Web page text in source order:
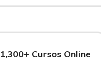
1,300+ Cursos Online